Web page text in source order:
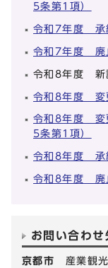
5条第1項）
令和7年度 承
令和7年度 廃
令和8年度 新
令和8年度 変
令和8年度 変
5条第1項）
令和8年度 承
令和8年度 廃
お問い合わせ
京都市 産業観